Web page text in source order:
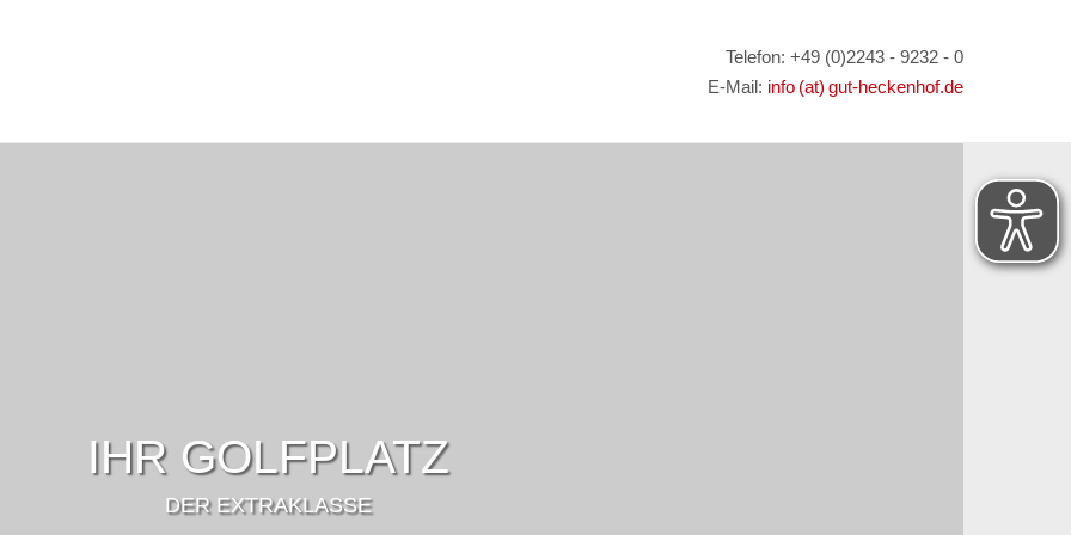
Telefon: +49 (0)2243 - 9232 - 0
E-Mail: info (at) gut-heckenhof.de
IHR GOLFPLATZ
DER EXTRAKLASSE